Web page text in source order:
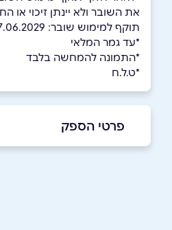
את השובר ולא יינתן זיכוי או
תוקף למימוש שובר: 07.06.2029
*עד גמר המלאי
*התמונה להמחשה בלבד
*ט.ל.ח
פרטי הספק